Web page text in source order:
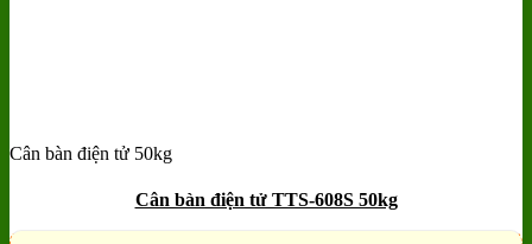
Add to wishlist
Cân bàn điện tử 50kg
Cân bàn điện tử TTS-608S 50kg